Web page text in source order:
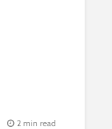
2 min read